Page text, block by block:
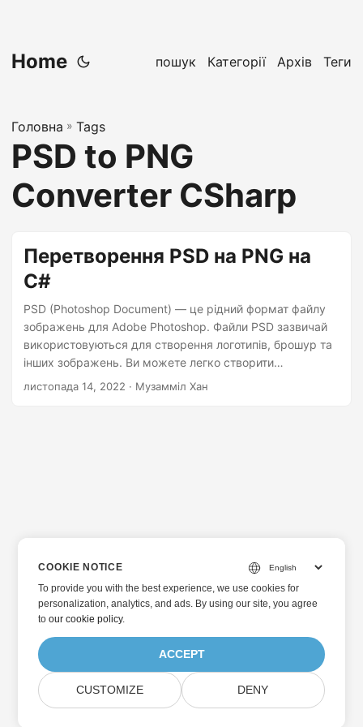
Home пошук Категорії Архів Теги
Головна » Tags
PSD to PNG
Converter CSharp
Перетворення PSD на PNG на
C#
PSD (Photoshop Document) — це рідний формат файлу
зображень для Adobe Photoshop. Файли PSD зазвичай
використовуються для створення логотипів, брошур та
інших зображень. Ви можете легко створити
зображення PNG із PSD програмним шляхом. У цій
листопада 14, 2022 · Музамміл Хан
COOKIE NOTICE
To provide you with the best experience, we use cookies for
personalization, analytics, and ads. By using our site, you agree
toour cookie policy.
ACCEPT
CUSTOMIZE DENY